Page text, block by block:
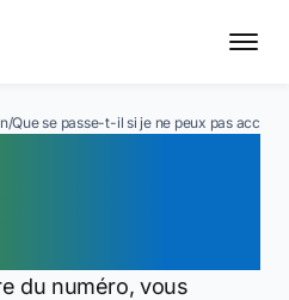
/Que se passe-t-il si je ne peux pas
du numéro, vous